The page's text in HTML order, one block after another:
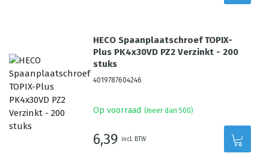
HECO Spaanplaatschroef TOPIX-
Plus PK4x30VD PZ2 Verzinkt - 200
stuks
4019787604246
Op voorraad (meer dan 500)
6,39 incl. BTW